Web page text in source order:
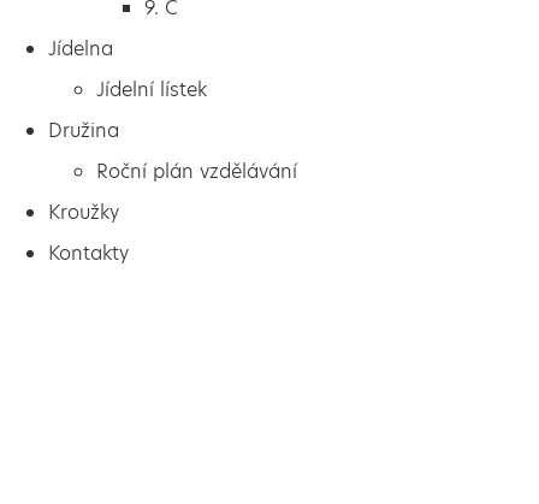
9. C
Jídelna
Jídelní lístek
Družina
Roční plán vzdělávání
Kroužky
Kontakty